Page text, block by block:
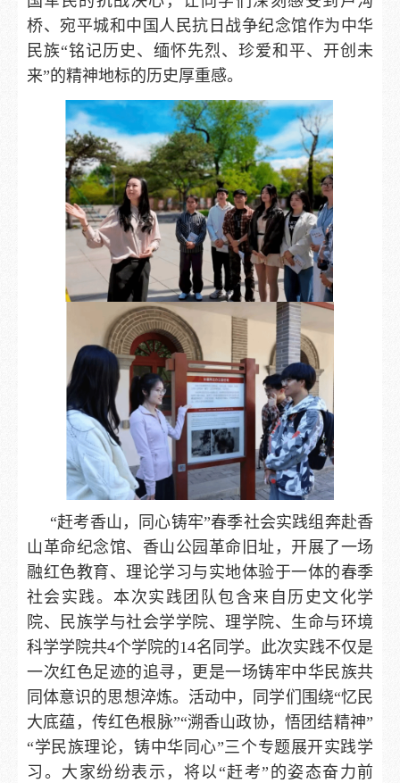
桥、宛平城和中国人民抗日战争纪念馆作为中华
民族“铭记历史、缅怀先烈、珍爱和平、开创未
来”的精神地标的历史厚重感。
“赶考香山，同心铸牢”春季社会实践组奔赴香
山革命纪念馆、香山公园革命旧址，开展了一场
融红色教育、理论学习与实地体验于一体的春季
社会实践。本次实践团队包含来自历史文化学
院、民族学与社会学学院、理学院、生命与环境
科学学院共4个学院的14名同学。此次实践不仅是
一次红色足迹的追寻，更是一场铸牢中华民族共
同体意识的思想淬炼。活动中，同学们围绕“忆民
大底蕴，传红色根脉”“溯香山政协，悟团结精神”
“学民族理论，铸中华同心”三个专题展开实践学
习。大家纷纷表示，将以“赶考”的姿态奋力前